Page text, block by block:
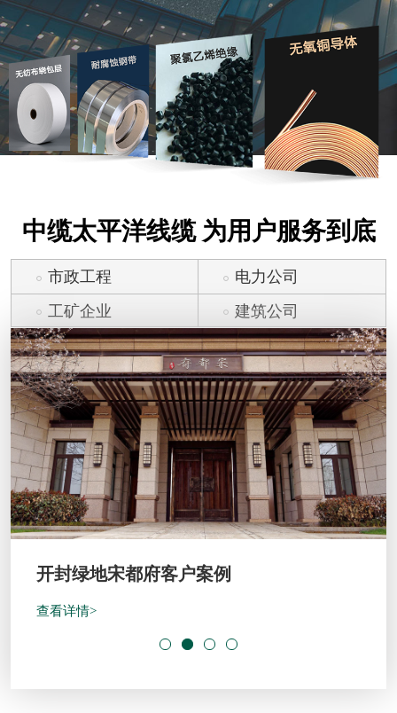
中缆太平洋线缆 为用户服务到底
市政工程
电力公司
工矿企业
建筑公司
开封绿地宋都府客户案例
查看详情>